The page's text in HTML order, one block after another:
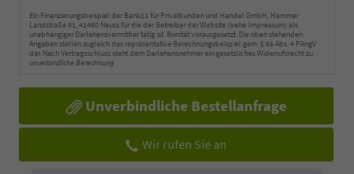
Ein Finanzierungsbeispiel der Bank11 für Privatkunden und Handel GmbH, Hammer
Landstraße 91, 41460 Neuss für die der Betreiber der Website (siehe Impressum) als
unabhängiger Darlehensvermittler tätig ist. Bonität vorausgesetzt. Die oben stehenden
Angaben stellen zugleich das repräsentative Berechnungsbeispiel gem. § 6a Abs. 4 PAngV
dar. Nach Vertragsschluss steht dem Darlehensnehmer ein gesetzliches Widerrufsrecht zu.
unverbindliche Berechnung
Unverbindliche Bestellanfrage
Wir rufen Sie an